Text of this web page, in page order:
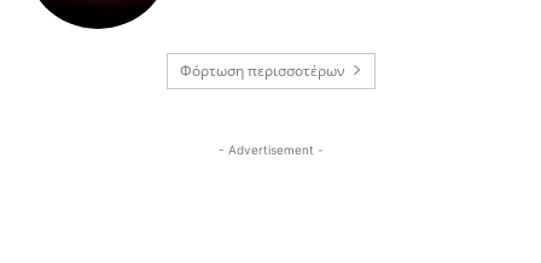
Φόρτωση περισσοτέρων
- Advertisement -